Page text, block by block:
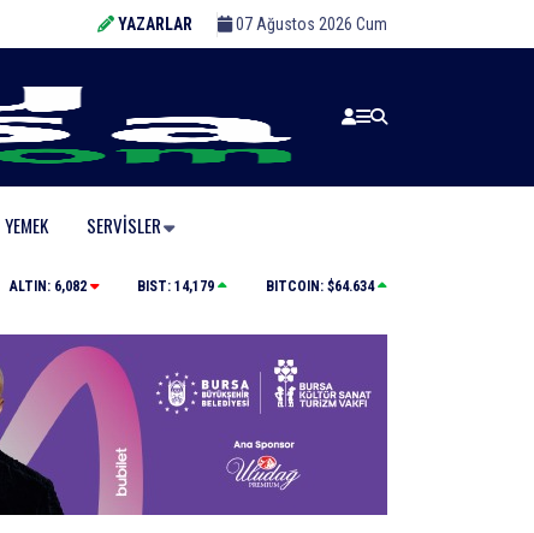
YAZARLAR 07 Ağustos 2026 Cum
YEMEK SERVISLER
Yolcu otobüsünün çarptığı kadın ağır yaralandı
ALTIN: 6,082 BIST: 14,179 BITCOIN: $64.634